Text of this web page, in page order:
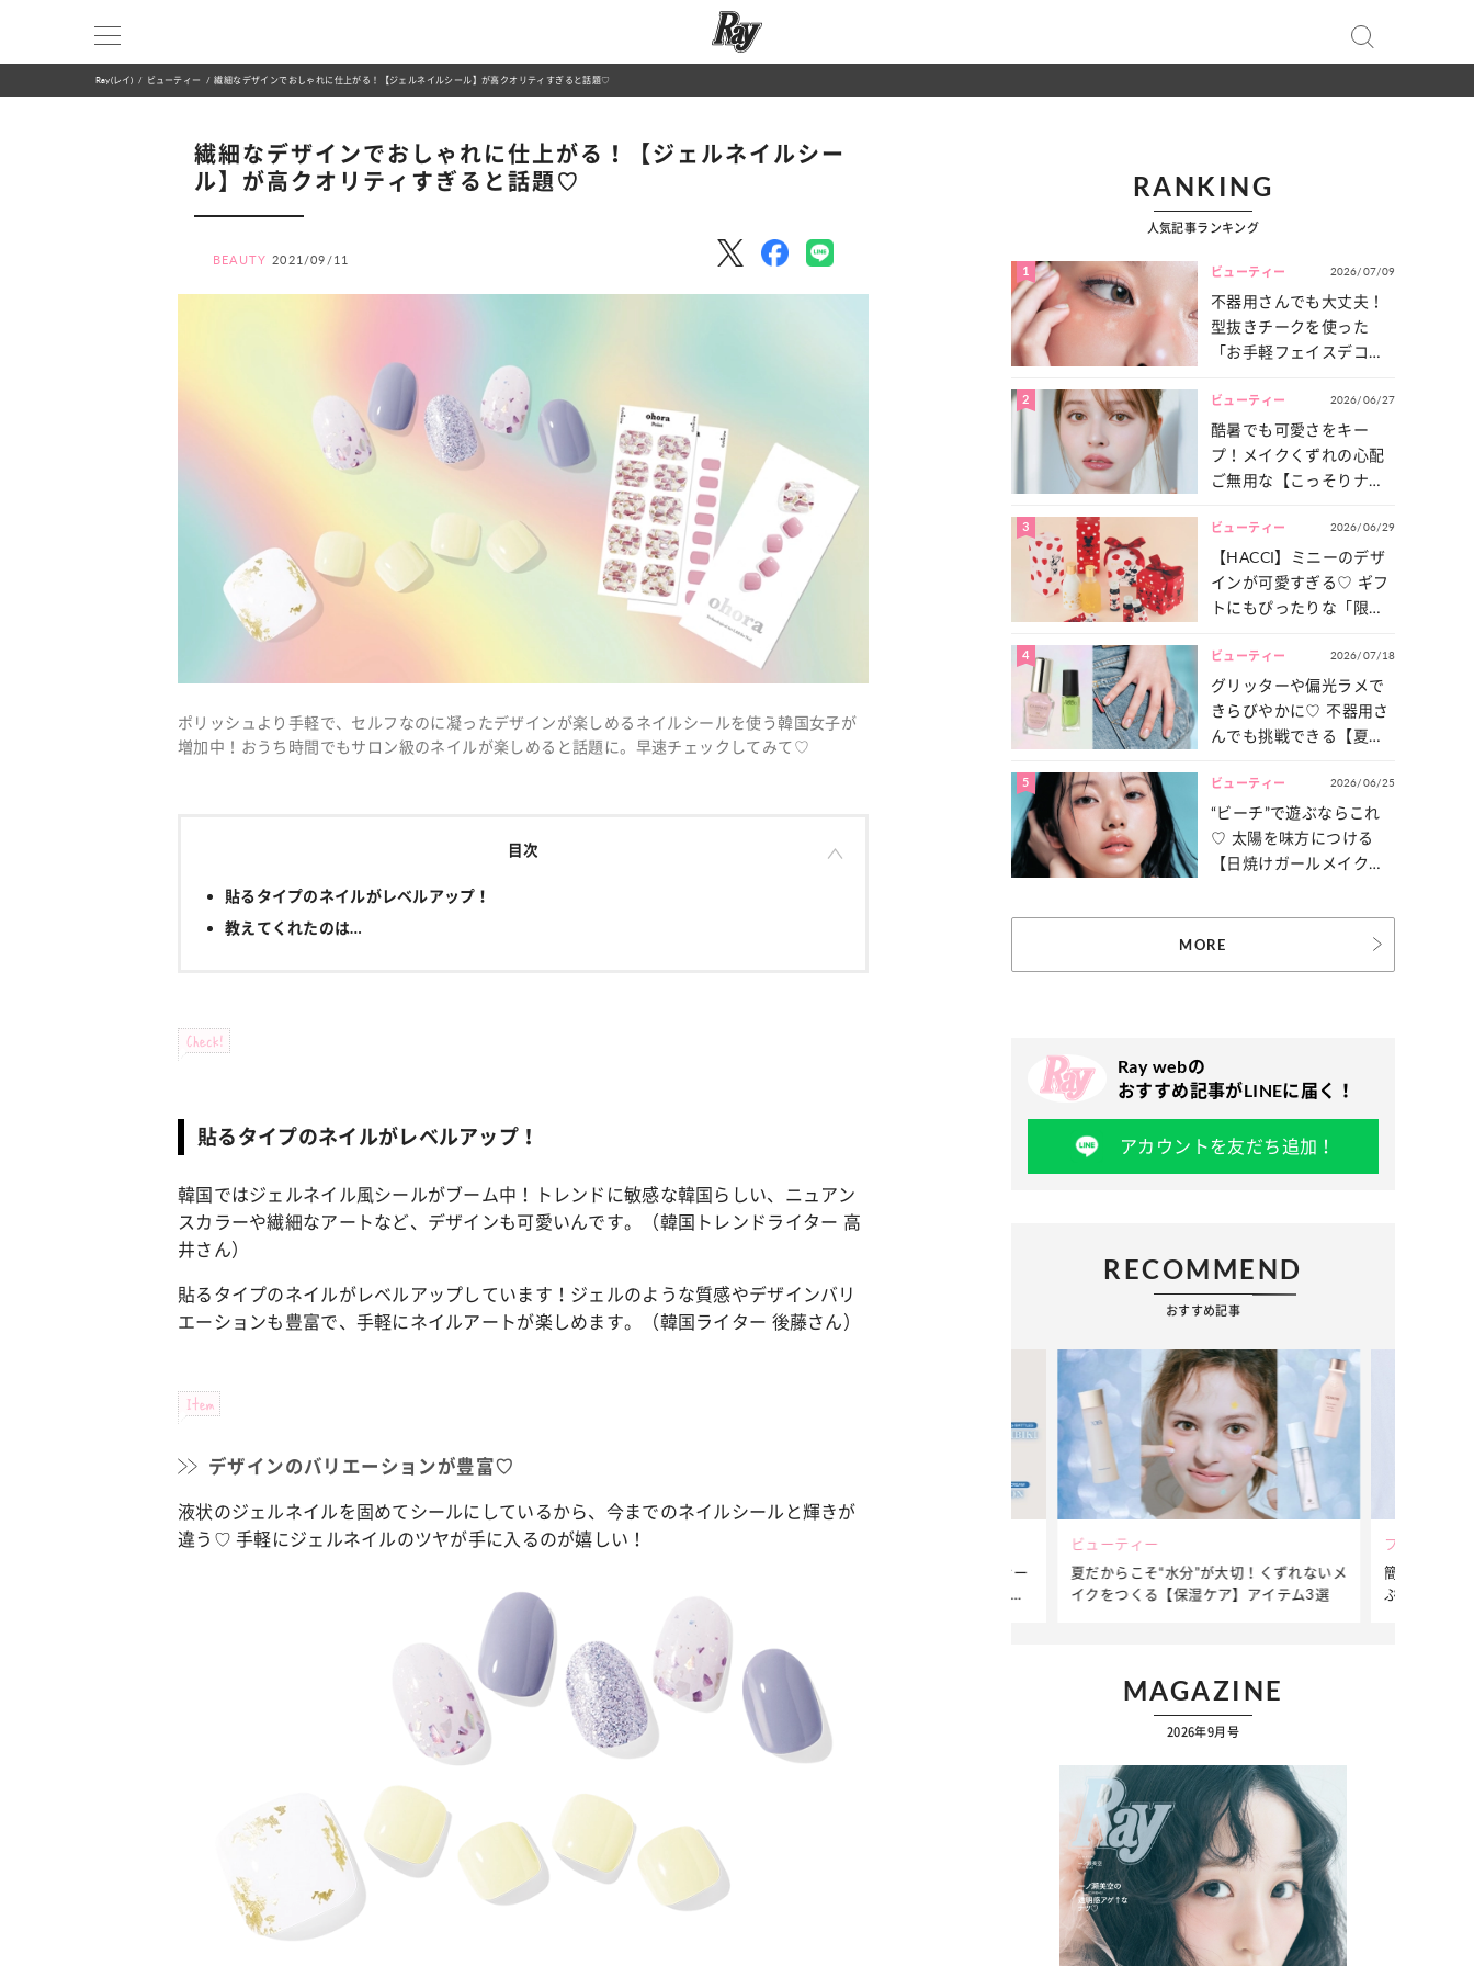
Ray(レイ) ビューティー 繊細なデザインでおしゃれに仕上がる！【ジェルネイルシール】が高クオリティすぎると話題♡
繊細なデザインでおしゃれに仕上がる！【ジェルネイルシー
ル】が高クオリティすぎると話題♡
BEAUTY 2021/09/11
ポリッシュより手軽で、セルフなのに凝ったデザインが楽しめるネイルシールを使う韓国女子が
増加中！おうち時間でもサロン級のネイルが楽しめると話題に。早速チェックしてみて♡
目次
貼るタイプのネイルがレベルアップ！
教えてくれたのは…
Check!
貼るタイプのネイルがレベルアップ！
韓国ではジェルネイル風シールがブーム中！トレンドに敏感な韓国らしい、ニュアン
スカラーや繊細なアートなど、デザインも可愛いんです。（韓国トレンドライター 高
井さん）
貼るタイプのネイルがレベルアップしています！ジェルのような質感やデザインバリ
エーションも豊富で、手軽にネイルアートが楽しめます。（韓国ライター 後藤さん）
Item
デザインのバリエーションが豊富♡
液状のジェルネイルを固めてシールにしているから、今までのネイルシールと輝きが
違う♡ 手軽にジェルネイルのツヤが手に入るのが嬉しい！
RANKING
人気記事ランキング
1 ビューティー 2026/07/09
不器用さんでも大丈夫！
型抜きチークを使った
「お手軽フェイスデコ」
2 ビューティー 2026/06/27
酷暑でも可愛さをキー
プ！メイクくずれの心配
ご無用な【こっそりナチ
3 ビューティー 2026/06/29
【HACCI】ミニーのデザ
インが可愛すぎる♡ ギフ
トにもぴったりな「限定
4 ビューティー 2026/07/18
グリッターや偏光ラメで
きらびやかに♡ 不器用さ
んでも挑戦できる【夏ネ
5 ビューティー 2026/06/25
“ビーチ”で遊ぶならこれ
♡ 太陽を味方につける
【日焼けガールメイク】
MORE
Ray webの
おすすめ記事がLINEに届く！
アカウントを友だち追加！
RECOMMEND
おすすめ記事
カルチャー 占い
8月20日の運勢は？
【Dリーグ】Ray世代注目のプロダンサー
集団♡ 各チームを彩る「イケメンダンサ
ビューティー
夏だからこそ“水分”が大切！くずれないメ
イクをつくる【保湿ケア】アイテム3選
ファッション
簡単アレン
ぷりの【そ
MAGAZINE
2026年9月号